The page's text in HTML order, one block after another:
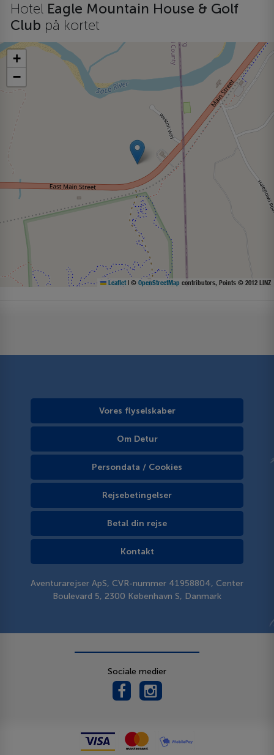
Hotel Eagle Mountain House & Golf
Club på kortet
+
−
Leaflet | © OpenStreetMap contributors, Points © 2012 LINZ
Vores flyselskaber
Om Detur
Persondata / Cookies
Rejsebetingelser
Betal din rejse
Kontakt
Aventurarejser ApS, CVR-nummer 41958804, Center
Boulevard 5, 2300 København S, Danmark
Sociale medier